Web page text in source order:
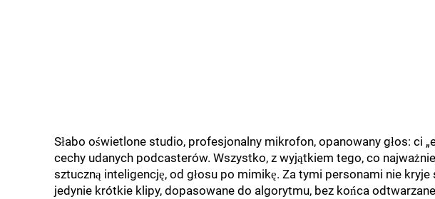
Słabo oświetlone studio, profesjonalny mikrofon, opanowany głos: ci
cechy udanych podcasterów. Wszystko, z wyjątkiem tego, co
sztuczną inteligencję, od głosu po mimikę. Za tymi personami nie
jedynie krótkie klipy, dopasowane do algorytmu, bez końca